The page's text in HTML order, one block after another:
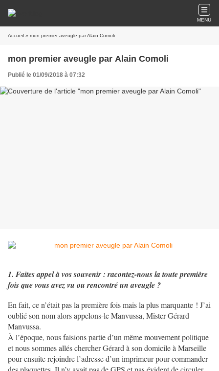
MENU
Accueil » mon premier aveugle par Alain Comoli
mon premier aveugle par Alain Comoli
Publié le 01/09/2018 à 07:32
1. Faites appel à vos souvenir : racontez-nous la toute première
fois que vous avez vu ou rencontré un aveugle ?
En fait, ce n’était pas la première fois mais la plus marquante ! J’ai
oublié son nom alors appelons-le Manvussa, Mister Gérard
Manvussa.
À l’époque, nous faisions partie d’un même mouvement politique
et nous sommes allés chercher Gérard à son domicile à Marseille
pour ensuite rejoindre l’adresse d’un imprimeur pour commander